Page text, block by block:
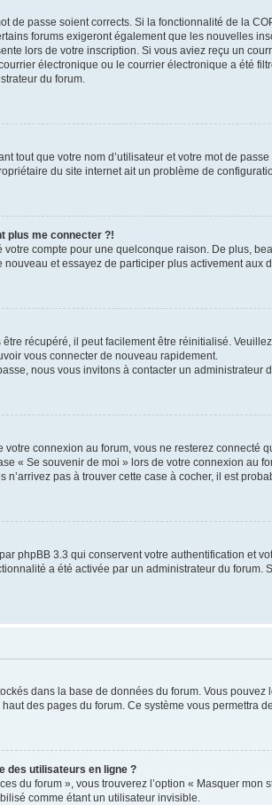
de passe soient corrects. Si la fonctionnalité de la
forums exigeront également que les nouvelles
lors de votre inscription. Si vous aviez reçu un
électronique ou le courrier électronique a été
du forum.
tout que votre nom d’utilisateur et votre mot de
du site internet ait un problème de
plus me connecter ?!
compte pour une quelconque raison. De plus,
et essayez de participer plus activement aux
récupéré, il peut facilement être réinitialisé.
vous connecter de nouveau rapidement.
nous vous invitons à contacter un administrateur
connexion au forum, vous ne resterez connecté
« Se souvenir de moi » lors de votre connexion au
pas à trouver cette case à cocher, il est
phpBB 3.3 qui conservent votre authentification et
a été activée par un administrateur du
dans la base de données du forum. Vous
des pages du forum. Ce système vous permettra
des utilisateurs en ligne ?
du forum », vous trouverez l’option « Masquer
comme étant un utilisateur invisible.